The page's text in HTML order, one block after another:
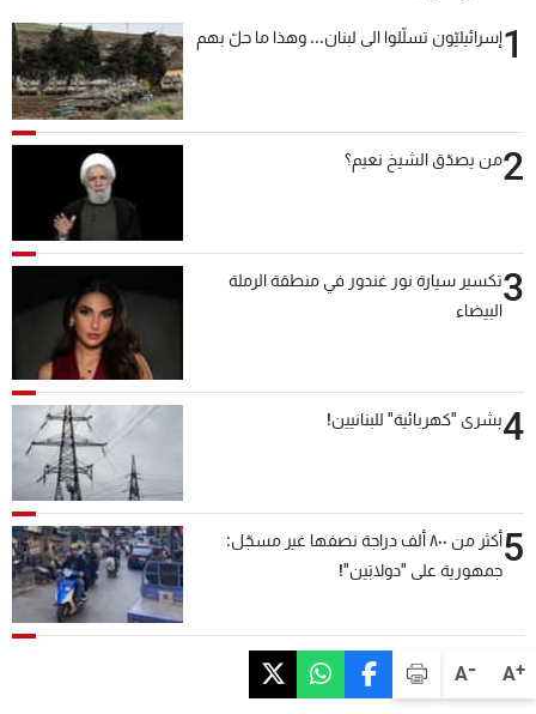
A+
A-
1إسرائيليّون تسلّلوا الى لبنان... وهذا ما حلّ بهم
2من يصدّق الشيخ نعيم؟
3تكسير سيارة نور غندور في منطقة الرملة
البيضاء
4بشرى "كهربائية" للبنانيين!
5
أكثر من ٨٠٠ ألف دراجة نصفها غير مسجّل:
جمهورية على "دولابَين"!